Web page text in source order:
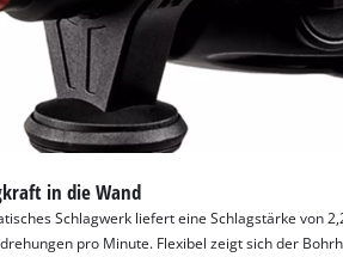
in die Wand
Schlagwerk liefert eine Schlagstärke von
pro Minute. Flexibel zeigt sich der